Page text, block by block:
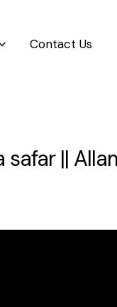
Contact Us
||